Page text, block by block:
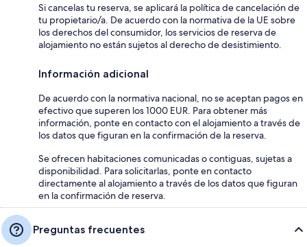
Si cancelas tu reserva, se aplicará la política de cancelación de
tu propietario/a. De acuerdo con la normativa de la UE sobre
los derechos del consumidor, los servicios de reserva de
alojamiento no están sujetos al derecho de desistimiento.
Información adicional
De acuerdo con la normativa nacional, no se aceptan pagos en
efectivo que superen los 1000 EUR. Para obtener más
información, ponte en contacto con el alojamiento a través de
los datos que figuran en la confirmación de la reserva.
Se ofrecen habitaciones comunicadas o contiguas, sujetas a
disponibilidad. Para solicitarlas, ponte en contacto
directamente al alojamiento a través de los datos que figuran
en la confirmación de reserva.
Preguntas frecuentes